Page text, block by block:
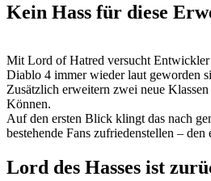
Kein Hass für diese
Mit Lord of Hatred versucht Entwickler
Diablo 4 immer wieder laut geworden
Zusätzlich erweitern zwei neue
Können.
Auf den ersten Blick klingt das nach
bestehende Fans zufriedenstellen –
Lord des Hasses ist